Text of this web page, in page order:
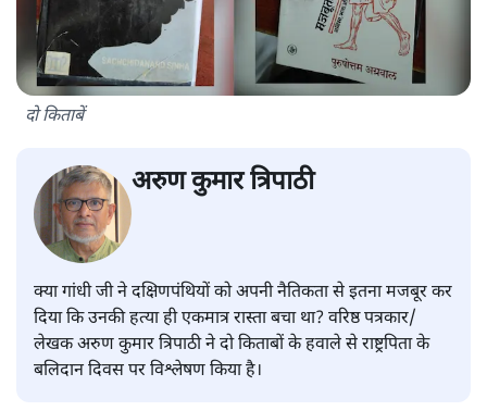
दो किताबें
अरुण कुमार त्रिपाठी
क्या गांधी जी ने दक्षिणपंथियों को अपनी नैतिकता से इतना मजबूर कर
दिया कि उनकी हत्या ही एकमात्र रास्ता बचा था? वरिष्ठ पत्रकार/
लेखक अरुण कुमार त्रिपाठी ने दो किताबों के हवाले से राष्ट्रपिता के
बलिदान दिवस पर विश्लेषण किया है।